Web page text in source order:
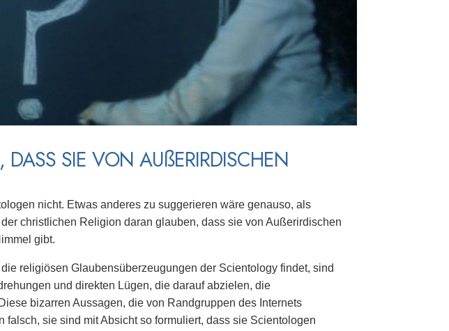
SIE VON AUßERIRDISCHEN
nicht. Etwas anderes zu suggerieren wäre genauso, als
christlichen Religion daran glauben, dass sie von Außerirdischen
gibt.
religiösen Glaubensüberzeugungen der Scientology findet, sind
und direkten Lügen, die darauf abzielen, die
bizarren Aussagen, die von Randgruppen des Internets
sie sind mit Absicht so formuliert, dass sie Scientologen